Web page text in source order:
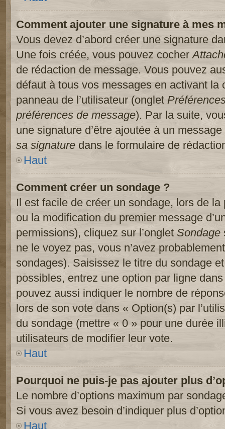
Comment ajouter une signature à mes
Vous devez d’abord créer une signature
Une fois créée, vous pouvez cocher
de rédaction de message. Vous pouvez
défaut à tous vos messages en activant la
panneau de l’utilisateur (onglet
préférences de message). Par la suite,
une signature d’être ajoutée à un
sa signature dans le formulaire de
Haut
Comment créer un sondage ?
Il est facile de créer un sondage, lors de la
ou la modification du premier message
permissions), cliquez sur l’onglet Sondage
ne le voyez pas, vous n’avez
sondages). Saisissez le titre du sondage
possibles, entrez une option par ligne
pouvez aussi indiquer le nombre de
lors de son vote dans « Option(s) par
du sondage (mettre « 0 » pour une durée
utilisateurs de modifier leur vote.
Haut
Pourquoi ne puis-je pas ajouter plus
Le nombre d’options maximum par
Si vous avez besoin d’indiquer plus
Haut